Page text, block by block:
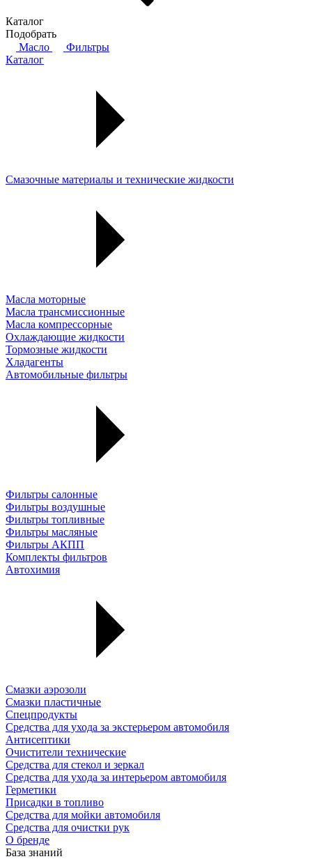
Каталог
Подобрать
Масло
Фильтры
Каталог
Смазочные материалы и технические жидкости
Масла моторные
Масла трансмиссионные
Масла компрессорные
Охлаждающие жидкости
Тормозные жидкости
Хладагенты
Автомобильные фильтры
Фильтры салонные
Фильтры воздушные
Фильтры топливные
Фильтры масляные
Фильтры АКПП
Комплекты фильтров
Автохимия
Смазки аэрозоли
Смазки пластичные
Спецпродукты
Средства для ухода за экстерьером автомобиля
Антисептики
Очистители технические
Средства для стекол и зеркал
Средства для ухода за интерьером автомобиля
Герметики
Присадки в топливо
Средства для мойки автомобиля
Средства для очистки рук
О бренде
База знаний